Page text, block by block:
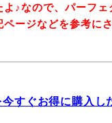
よ♪なので、パーフ
ページなどを参考に
すぐお得に購入し